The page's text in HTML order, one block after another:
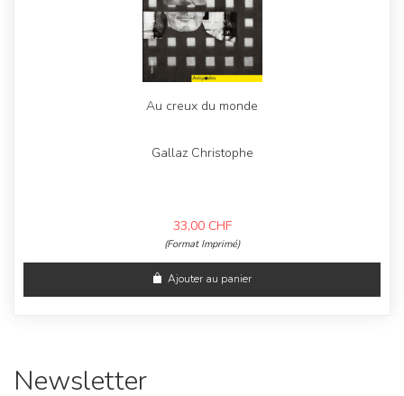
Au creux du monde
Gallaz Christophe
33,00 CHF
(Format Imprimé)
Ajouter au panier
Newsletter